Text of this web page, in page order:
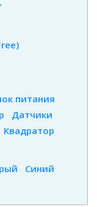
питания
Датчики
Квадратор
Синий